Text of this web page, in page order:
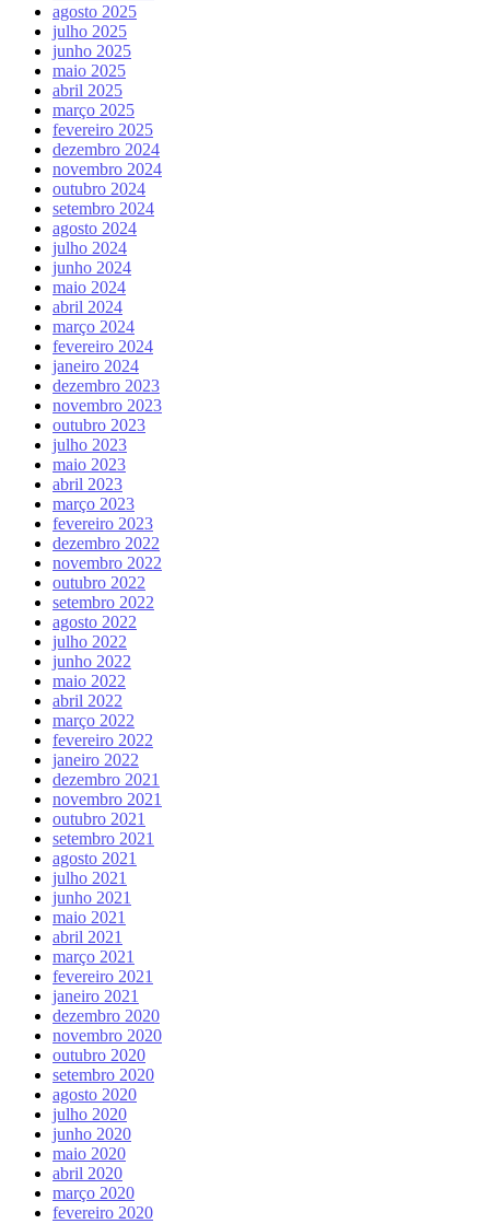
agosto 2025
julho 2025
junho 2025
maio 2025
abril 2025
março 2025
fevereiro 2025
dezembro 2024
novembro 2024
outubro 2024
setembro 2024
agosto 2024
julho 2024
junho 2024
maio 2024
abril 2024
março 2024
fevereiro 2024
janeiro 2024
dezembro 2023
novembro 2023
outubro 2023
julho 2023
maio 2023
abril 2023
março 2023
fevereiro 2023
dezembro 2022
novembro 2022
outubro 2022
setembro 2022
agosto 2022
julho 2022
junho 2022
maio 2022
abril 2022
março 2022
fevereiro 2022
janeiro 2022
dezembro 2021
novembro 2021
outubro 2021
setembro 2021
agosto 2021
julho 2021
junho 2021
maio 2021
abril 2021
março 2021
fevereiro 2021
janeiro 2021
dezembro 2020
novembro 2020
outubro 2020
setembro 2020
agosto 2020
julho 2020
junho 2020
maio 2020
abril 2020
março 2020
fevereiro 2020